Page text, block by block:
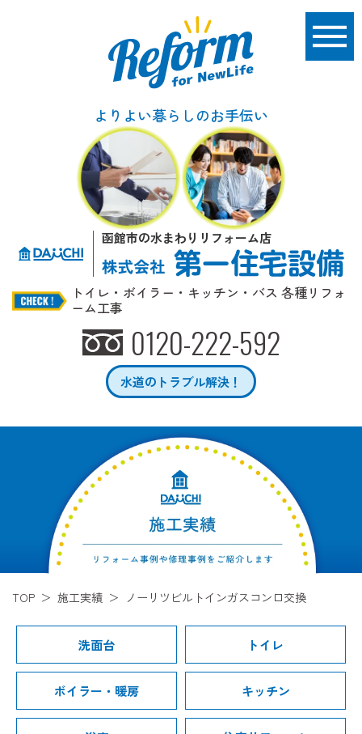
よりよい暮らしのお手伝い
函館市の水まわりリフォーム店
トイレ・ボイラー・キッチン・バス 各種リフォ
ーム工事
0120-222-592
水道のトラブル解決！
TOP 施工実績 ノーリツビルトインガスコンロ交換
洗面台 トイレ
ボイラー・暖房 キッチン